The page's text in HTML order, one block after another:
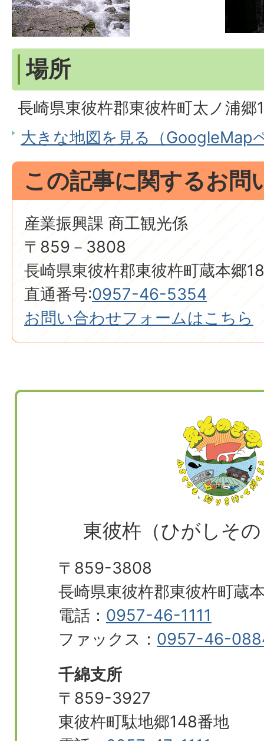
場所
長崎県東彼杵郡東彼杵町太ノ浦
大きな地図を見る（GoogleMap
この記事に関するお問
産業振興課 商工観光係
〒859－3808
長崎県東彼杵郡東彼杵町蔵本郷
直通番号:0957-46-5354
お問い合わせフォームはこちら
東彼杵（ひがしそ
〒859-3808
長崎県東彼杵郡東彼杵町蔵
電話： 0957-46-1111
ファックス： 0957-46-
千綿支所
〒859-3927
東彼杵町駄地郷148番地